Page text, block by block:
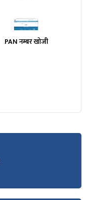
PAN नम्बर खोजी